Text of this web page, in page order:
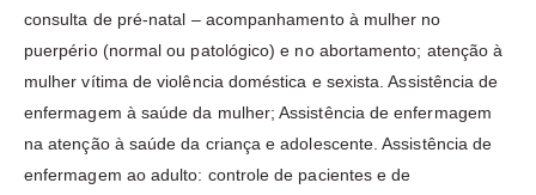
consulta de pré-natal – acompanhamento à mulher no
puerpério (normal ou patológico) e no abortamento; atenção à
mulher vítima de violência doméstica e sexista. Assistência de
enfermagem à saúde da mulher; Assistência de enfermagem
na atenção à saúde da criança e adolescente. Assistência de
enfermagem ao adulto: controle de pacientes e de